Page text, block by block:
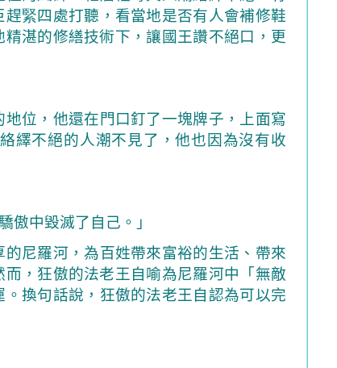
趕緊四處打聽，看當地是否有人會補修鞋
湛的修繕技術下，讓國王讚不絕口，更
位，他還在門口釘了一塊牌子，上面寫
繹不絕的人潮不見了，他也因為沒有收
傲中毀滅了自己。」
的尼羅河，為百姓帶來富裕的生活、帶來
，狂傲的法老王自喻為尼羅河中「無敵
換句話說， 狂傲的法老王自認為可以完